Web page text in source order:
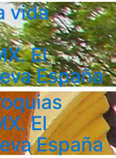
vida
El
España
El
España